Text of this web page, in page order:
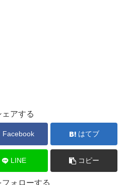
ェアする
Facebook はてブ
LINE コピー
フォローする